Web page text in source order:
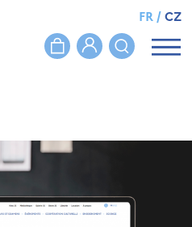
FR/CZ